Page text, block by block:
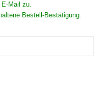
E-Mail zu.
Bestell-Bestätigung.